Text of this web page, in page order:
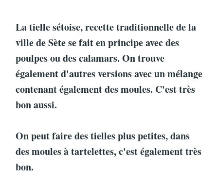
La tielle sétoise, recette traditionnelle de la
ville de Sète se fait en principe avec des
poulpes ou des calamars. On trouve
également d'autres versions avec un mélange
contenant également des moules. C'est très
bon aussi.
On peut faire des tielles plus petites, dans
des moules à tartelettes, c'est également très
bon.